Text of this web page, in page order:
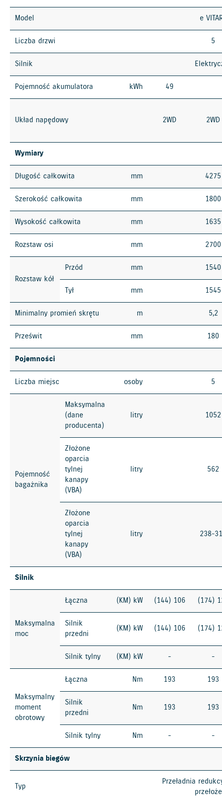
Model e
Liczba drzwi 5
Silnik
Pojemność akumulatora kWh 49
Układ napędowy 2WD 2WD
Wymiary
Długość całkowita mm 4275
Szerokość całkowita mm 1800
Wysokość całkowita mm 1635
Rozstaw osi mm 2700
Rozstaw kół
Przód mm 1540
Tył mm 1545
Minimalny promień skrętu m 5,2
Prześwit mm 180
Pojemności
Liczba miejsc osoby 5
Pojemność
bagażnika
Maksymalna
(dane
producenta)
litry 1052
Złożone
oparcia
tylnej
kanapy
(VBA)
litry 562
Złożone
oparcia
tylnej
kanapy
(VBA)
litry 238-
Silnik
Maksymalna
moc
Łączna (KM) kW (144) 106 (174)
Silnik
przedni
(KM) kW (144) 106 (174)
Silnik tylny (KM) kW - -
Maksymalny
moment
obrotowy
Łączna Nm 193 193
Silnik
przedni
Nm 193 193
Silnik tylny Nm - -
Skrzynia biegów
Typ
Przeładnia